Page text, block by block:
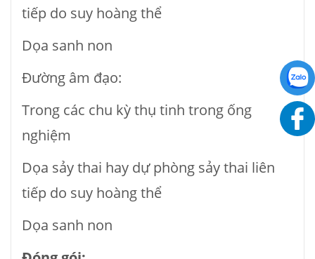
tiếp do suy hoàng thể
Dọa sanh non
Đường âm đạo:
Trong các chu kỳ thụ tinh trong ống
nghiệm
Dọa sảy thai hay dự phòng sảy thai liên
tiếp do suy hoàng thể
Dọa sanh non